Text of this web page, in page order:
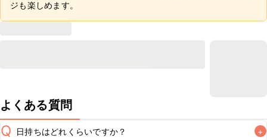
ジも楽しめます。
よくある質問
Q 日持ちはどれくらいですか？ +